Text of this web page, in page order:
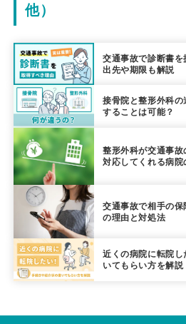
他）
交通事故で診断書
出先や期限も解説
接骨院と整形外科
することは可能？
整形外科が交通事
対応してくれる病院
交通事故で相手の
の理由と対処法
近くの病院に転院
いてもらい方を解説